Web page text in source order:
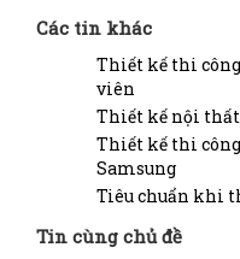
Các tin khác
Thiết kế thi
viên
Thiết kế nội
Thiết kế thi
Samsung
Tiêu chuẩn khi
Tin cùng chủ đề